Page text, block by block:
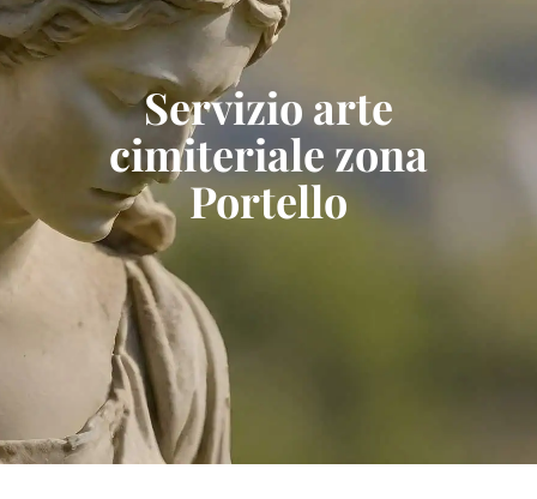
Servizio arte
cimiteriale zona
Portello